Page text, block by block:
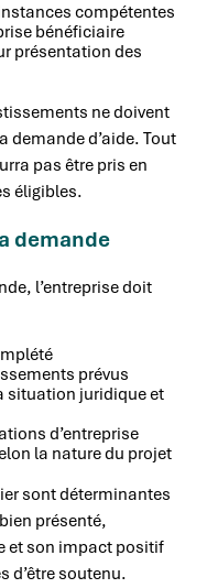
compétentes
bénéficiaire
présentation des
ne doivent
demande d’aide. Tout
pas être pris en
éligibles.
demande
l’entreprise doit
prévus
situation juridique et
d’entreprise
la nature du projet
sont déterminantes
présenté,
et son impact positif
d’être soutenu.